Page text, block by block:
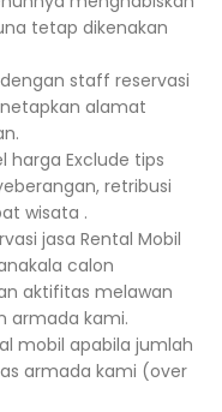
tetap dikenakan
staff reservasi
alamat
harga Exclude tips
retribusi
wisata .
jasa Rental Mobil
calon
aktifitas melawan
armada kami.
mobil apabila jumlah
armada kami (over